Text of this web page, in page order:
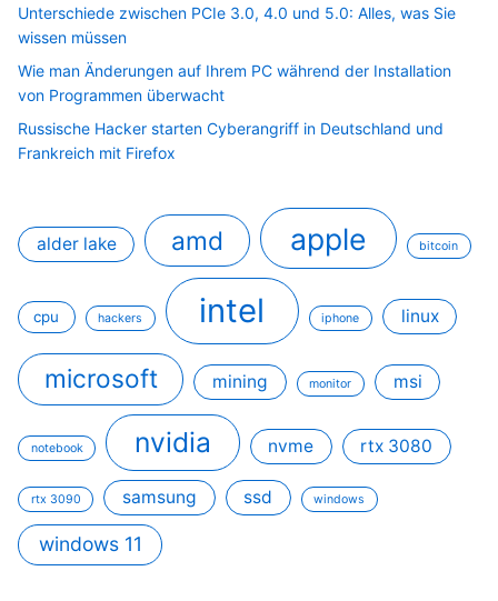
Unterschiede zwischen PCIe 3.0, 4.0 und 5.0: Alles, was Sie
wissen müssen
Wie man Änderungen auf Ihrem PC während der Installation
von Programmen überwacht
Russische Hacker starten Cyberangriff in Deutschland und
Frankreich mit Firefox
alder lake amd apple bitcoin
cpu hackers intel iphone linux
microsoft mining monitor msi
notebook nvidia nvme rtx 3080
rtx 3090 samsung ssd windows
windows 11